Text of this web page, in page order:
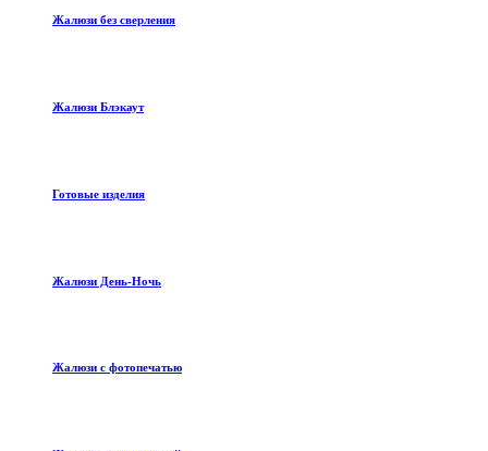
Жалюзи без сверления
Жалюзи Блэкаут
Готовые изделия
Жалюзи День-Ночь
Жалюзи с фотопечатью